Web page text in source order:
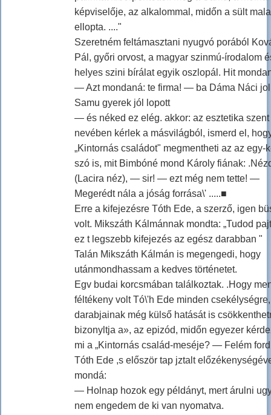
képviselője, az alkalommal, midőn a sült
ellopta. ...."
Szeretném feltámasztani nyugvó porából
Pál, győri orvost, a magyar szinmú-írodalom
helyes szini bírálat egyik oszlopál. Hit
— Azt mondaná: te firma! — ba Dáma Náci
Samu gyerek jól lopott
— és néked ez elég. akkor: az esztetika szent
nevében kérlek a másvilágból, ismerd el,
„Kintornás családot" megmentheti az az egy-
szó is, mit Bimbóné mond Károly fiának:
(Lacira néz), — sir! — ezt még nem tette! —
Megerédt nála a jóság forrása\' .....■
Erre a kifejezésre Tóth Ede, a szerző, igen
volt. Mikszáth Kálmánnak mondta: „Tudod
ez t legszebb kifejezés az egész darabban "
Talán Mikszáth Kálmán is megengedi, hogy
utánmondhassam a kedves történetet.
Egv budai korcsmában találkoztak. .Hogy
féltékeny volt Tó\'h Ede minden
darabjainak még külső hatását is
bizonyltja a», az epizód, midőn egyezer
mi a „Kintornás család-meséje? — Felém
Tóth Ede ,s először tap jztalt
mondá:
— Holnap hozok egy példányt, mert árulni
nem engedem de ki van nyomatva.